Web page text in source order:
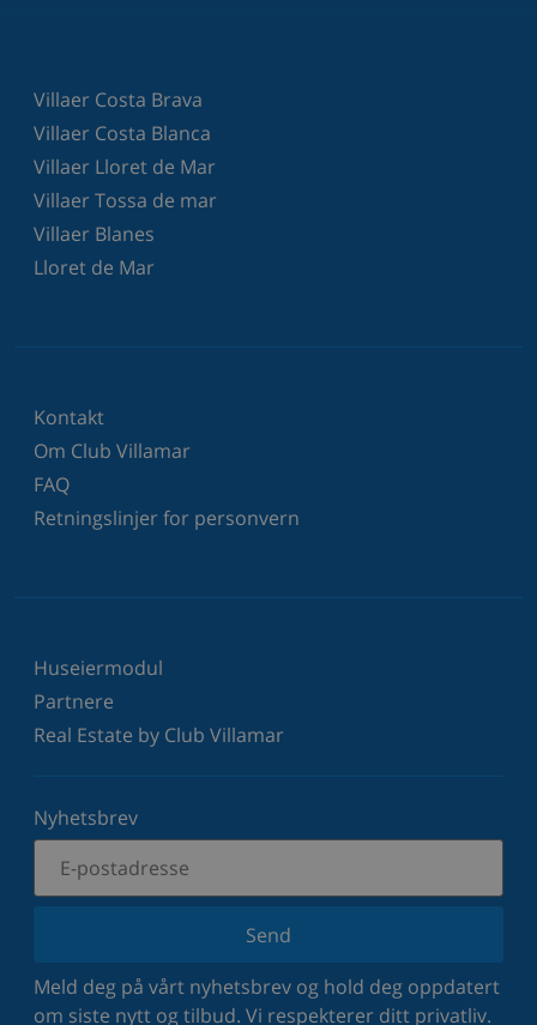
Villaer Costa Brava
Villaer Costa Blanca
Villaer Lloret de Mar
Villaer Tossa de mar
Villaer Blanes
Lloret de Mar
Kontakt
Om Club Villamar
FAQ
Retningslinjer for personvern
Huseiermodul
Partnere
Real Estate by Club Villamar
Nyhetsbrev
Send
Meld deg på vårt nyhetsbrev og hold deg oppdatert
om siste nytt og tilbud. Vi respekterer ditt privatliv.